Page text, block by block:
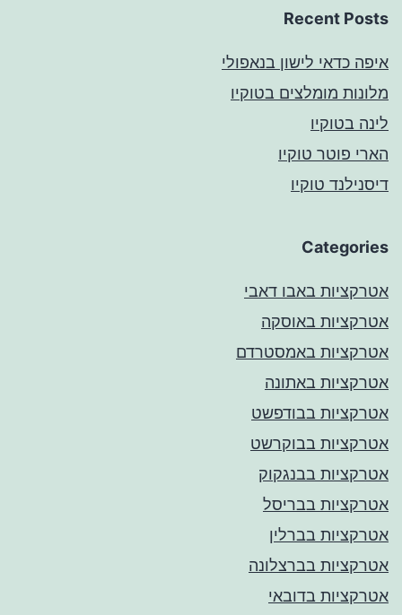
Recent Posts
איפה כדאי לישון בנאפולי
מלונות מומלצים בטוקיו
לינה בטוקיו
הארי פוטר טוקיו
דיסנילנד טוקיו
Categories
אטרקציות באבו דאבי
אטרקציות באוסקה
אטרקציות באמסטרדם
אטרקציות באתונה
אטרקציות בבודפשט
אטרקציות בבוקרשט
אטרקציות בבנגקוק
אטרקציות בבריסל
אטרקציות בברלין
אטרקציות בברצלונה
אטרקציות בדובאי